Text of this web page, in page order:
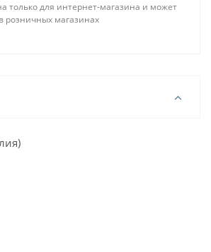
только для интернет-магазина и может
розничных магазинах